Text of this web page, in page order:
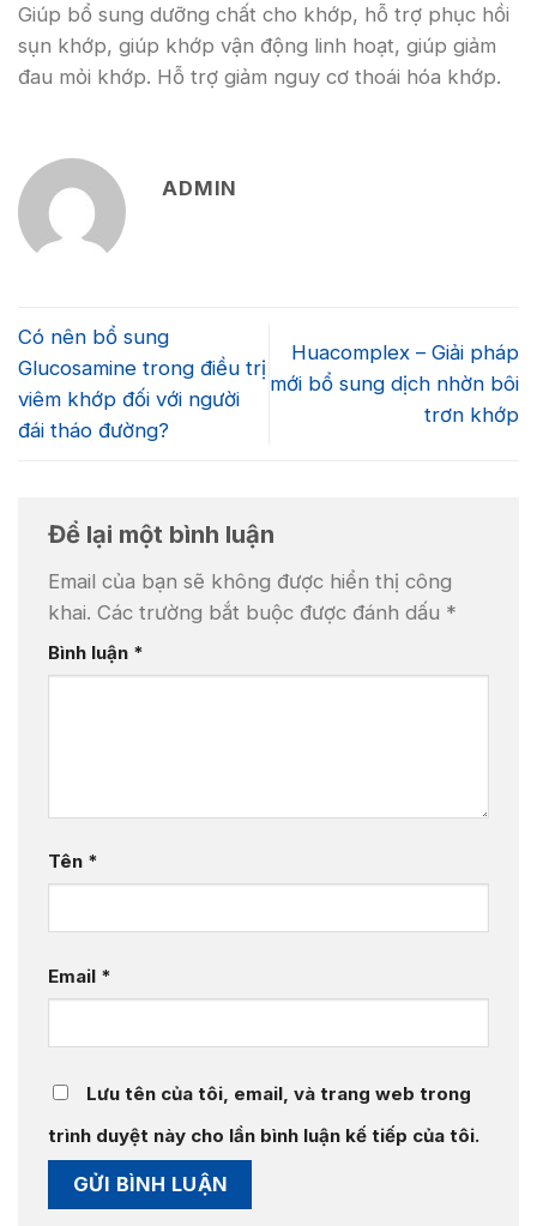
Giúp bổ sung dưỡng chất cho khớp, hỗ trợ phục hồi
sụn khớp, giúp khớp vận động linh hoạt, giúp giảm
đau mỏi khớp. Hỗ trợ giảm nguy cơ thoái hóa khớp.
ADMIN
Có nên bổ sung
Glucosamine trong điều trị
viêm khớp đối với người
đái tháo đường?
Huacomplex – Giải pháp
mới bổ sung dịch nhờn bôi
trơn khớp
Để lại một bình luận
Email của bạn sẽ không được hiển thị công
khai. Các trường bắt buộc được đánh dấu *
Bình luận *
Tên *
Email *
Lưu tên của tôi, email, và trang web trong
trình duyệt này cho lần bình luận kế tiếp của tôi.